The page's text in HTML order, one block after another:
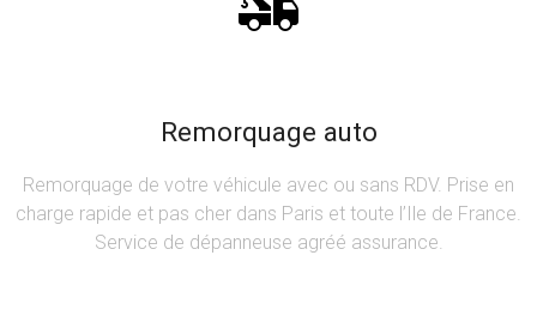
Remorquage auto
Remorquage de votre véhicule avec ou sans RDV. Prise en
charge rapide et pas cher dans Paris et toute l’Ile de France.
Service de dépanneuse agréé assurance.